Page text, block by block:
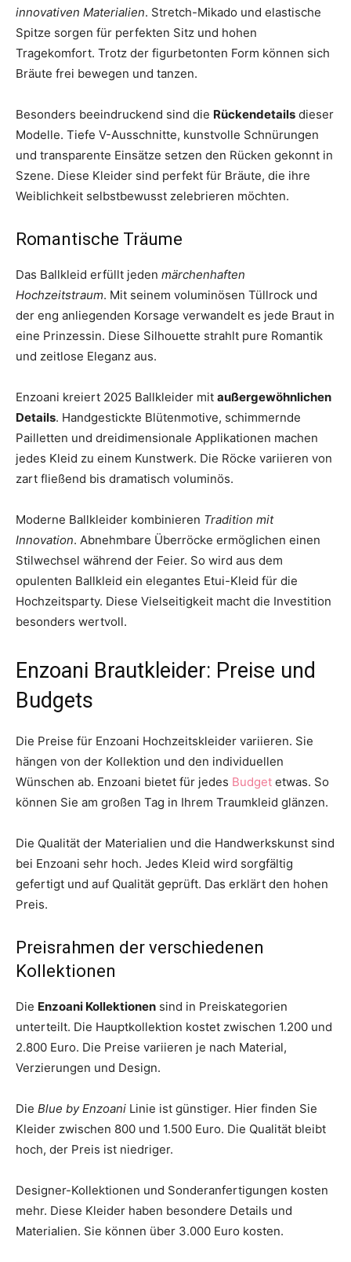
innovativen Materialien. Stretch-Mikado und elastische
Spitze sorgen für perfekten Sitz und hohen
Tragekomfort. Trotz der figurbetonten Form können sich
Bräute frei bewegen und tanzen.
Besonders beeindruckend sind die Rückendetails dieser
Modelle. Tiefe V-Ausschnitte, kunstvolle Schnürungen
und transparente Einsätze setzen den Rücken gekonnt in
Szene. Diese Kleider sind perfekt für Bräute, die ihre
Weiblichkeit selbstbewusst zelebrieren möchten.
Romantische Träume
Das Ballkleid erfüllt jeden märchenhaften
Hochzeitstraum. Mit seinem voluminösen Tüllrock und
der eng anliegenden Korsage verwandelt es jede Braut in
eine Prinzessin. Diese Silhouette strahlt pure Romantik
und zeitlose Eleganz aus.
Enzoani kreiert 2025 Ballkleider mit außergewöhnlichen
Details. Handgestickte Blütenmotive, schimmernde
Pailletten und dreidimensionale Applikationen machen
jedes Kleid zu einem Kunstwerk. Die Röcke variieren von
zart fließend bis dramatisch voluminös.
Moderne Ballkleider kombinieren Tradition mit
Innovation. Abnehmbare Überröcke ermöglichen einen
Stilwechsel während der Feier. So wird aus dem
opulenten Ballkleid ein elegantes Etui-Kleid für die
Hochzeitsparty. Diese Vielseitigkeit macht die Investition
besonders wertvoll.
Enzoani Brautkleider: Preise und
Budgets
Die Preise für Enzoani Hochzeitskleider variieren. Sie
hängen von der Kollektion und den individuellen
Wünschen ab. Enzoani bietet für jedes Budget etwas. So
können Sie am großen Tag in Ihrem Traumkleid glänzen.
Die Qualität der Materialien und die Handwerkskunst sind
bei Enzoani sehr hoch. Jedes Kleid wird sorgfältig
gefertigt und auf Qualität geprüft. Das erklärt den hohen
Preis.
Preisrahmen der verschiedenen
Kollektionen
Die Enzoani Kollektionen sind in Preiskategorien
unterteilt. Die Hauptkollektion kostet zwischen 1.200 und
2.800 Euro. Die Preise variieren je nach Material,
Verzierungen und Design.
Die Blue by Enzoani Linie ist günstiger. Hier finden Sie
Kleider zwischen 800 und 1.500 Euro. Die Qualität bleibt
hoch, der Preis ist niedriger.
Designer-Kollektionen und Sonderanfertigungen kosten
mehr. Diese Kleider haben besondere Details und
Materialien. Sie können über 3.000 Euro kosten.